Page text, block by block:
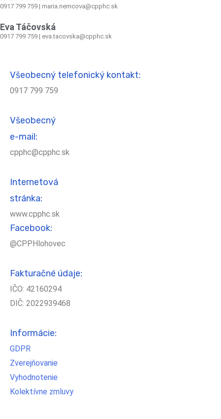
0917 799 759 | maria.nemcova@cpphc.sk
Eva Táčovská
0917 799 759 | eva.tacovska@cpphc.sk
Všeobecný telefonický kontakt:
0917 799 759
Všeobecný
e-mail:
cpphc@cpphc.sk
Internetová
stránka:
www.cpphc.sk
Facebook:
@CPPHlohovec
Fakturačné údaje:
IČO: 42160294
DIČ: 2022939468
Informácie:
GDPR
Zverejňovanie
Vyhodnotenie
Kolektívne zmluvy